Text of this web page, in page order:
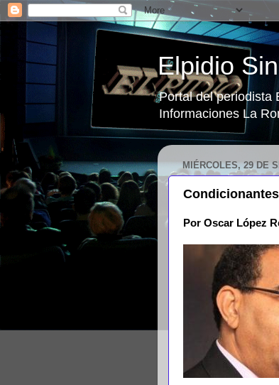
Elpidio
Portal del periodista
Informaciones La
MIÉRCOLES, 29 DE
Por Oscar López